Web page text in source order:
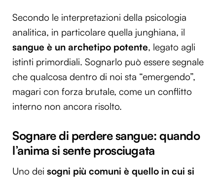
Secondo le interpretazioni della psicologia
analitica, in particolare quella junghiana, il
sangue è un archetipo potente, legato agli
istinti primordiali. Sognarlo può essere segnale
che qualcosa dentro di noi sta “emergendo”,
magari con forza brutale, come un conflitto
interno non ancora risolto.
Sognare di perdere sangue: quando
l’anima si sente prosciugata
Uno dei sogni più comuni è quello in cui si